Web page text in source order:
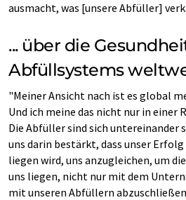
ausmacht, was [unsere Abfüller]
... über die
Abfüllsystems
"Meiner Ansicht nach ist es global
Und ich meine das nicht nur in einer
Die Abfüller sind sich untereinander
uns darin bestärkt, dass unser
liegen wird, uns anzugleichen, um
uns liegen, nicht nur mit dem
mit unseren Abfüllern